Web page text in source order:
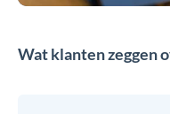
Wat klanten zeggen